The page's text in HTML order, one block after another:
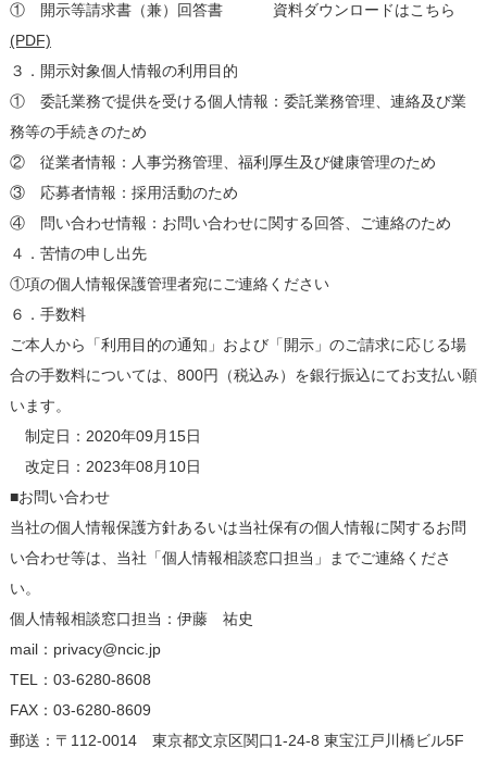
① 開示等請求書（兼）回答書 資料ダウンロードはこちら
(PDF)
３．開示対象個人情報の利用目的
① 委託業務で提供を受ける個人情報：委託業務管理、連絡及び業
務等の手続きのため
② 従業者情報：人事労務管理、福利厚生及び健康管理のため
③ 応募者情報：採用活動のため
④ 問い合わせ情報：お問い合わせに関する回答、ご連絡のため
４．苦情の申し出先
①項の個人情報保護管理者宛にご連絡ください
６．手数料
ご本人から「利用目的の通知」および「開示」のご請求に応じる場
合の手数料については、800円（税込み）を銀行振込にてお支払い願
います。
制定日：2020年09月15日
改定日：2023年08月10日
■お問い合わせ
当社の個人情報保護方針あるいは当社保有の個人情報に関するお問
い合わせ等は、当社「個人情報相談窓口担当」までご連絡くださ
い。
個人情報相談窓口担当：伊藤 祐史
mail：privacy@ncic.jp
TEL：03-6280-8608
FAX：03-6280-8609
郵送：〒112-0014 東京都文京区関口1-24-8 東宝江戸川橋ビル5F